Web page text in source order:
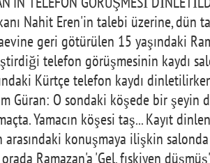
Nahit Eren'in talebi üzerine, dün
geri götürülen 15 yaşındaki
telefon görüşmesinin kaydı
Kürtçe telefon kaydı
Güran: O sondaki köşede bir şeyin
Yamacın köşesi taş... Kayıt
arasındaki konuşmaya ilişkin
Ramazan'a 'Gel, fıskiyen